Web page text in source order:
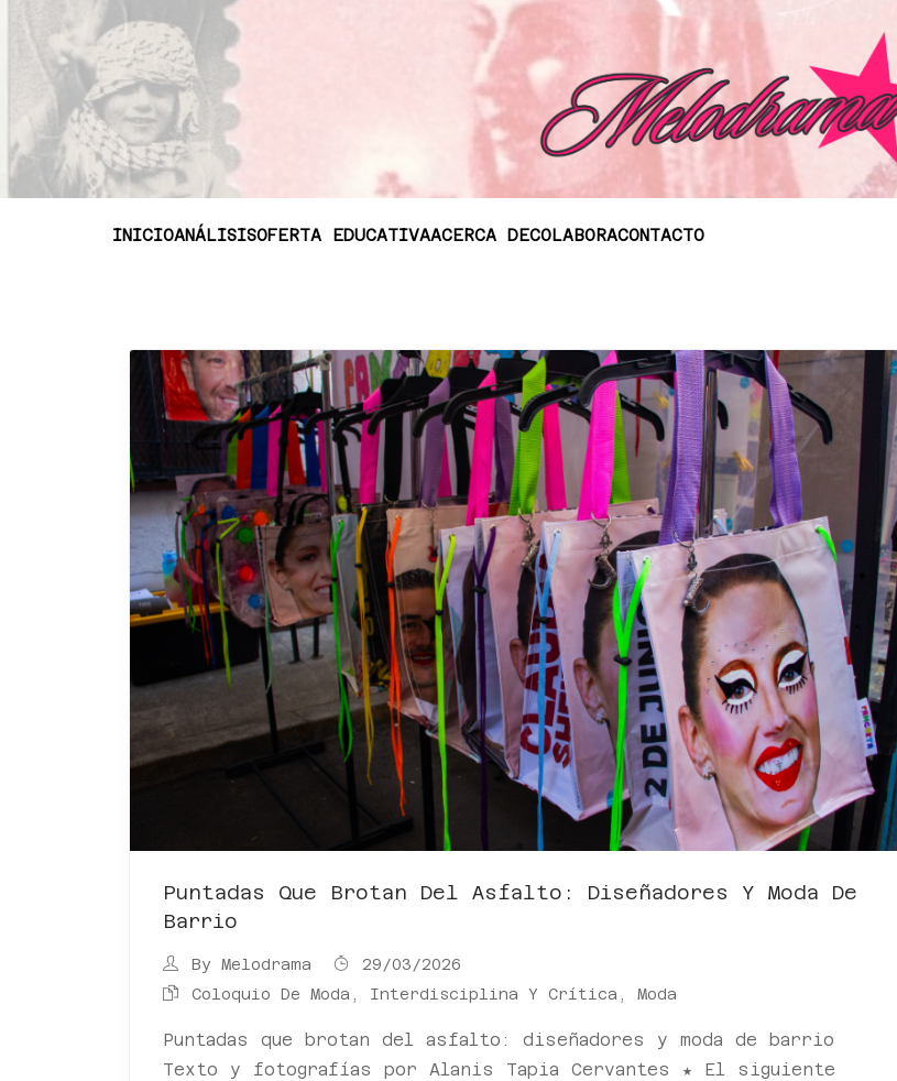
INICIOANÁLISISOFERTA EDUCATIVAACERCA DECOLABORACONTACTO
Puntadas Que Brotan Del Asfalto: Diseñadores Y Moda De
Barrio
By Melodrama
29/03/2026
Coloquio De Moda, Interdisciplina Y Crítica , Moda
Puntadas que brotan del asfalto: diseñadores y moda de barrio
Texto y fotografías por Alanis Tapia Cervantes ★ El siguiente